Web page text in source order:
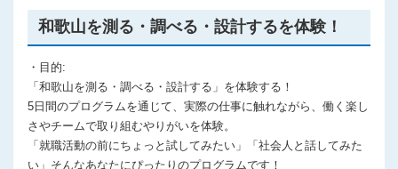
和歌山を測る・調べる・設計するを体験！
・目的:
「和歌山を測る・調べる・設計する」を体験する！
5日間のプログラムを通じて、実際の仕事に触れながら、働く楽し
さやチームで取り組むやりがいを体験。
「就職活動の前にちょっと試してみたい」「社会人と話してみた
い」そんなあなたにぴったりのプログラムです！